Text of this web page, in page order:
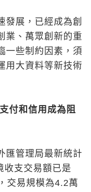
發展，已經成為創
業、萬眾創新的重
一些制約因素，須
用大資料等新技術
付和信用成為阻
匯管理局最新統計
收支交易額已是
交易規模為4.2萬